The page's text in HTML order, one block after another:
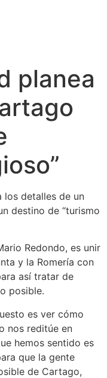
planea
los detalles de un
destino de “turismo
Redondo, es unir
y la Romería con
así tratar de
posible.
es ver cómo
nos reditúe en
hemos sentido es
que la gente
de Cartago,